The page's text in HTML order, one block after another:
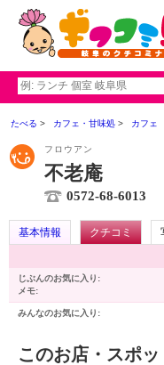
たべる カフェ・甘味処 カフェ
フロウアン
不老庵
0572-68-6013
基本情報 クチコミ
じぶんのお気に入り:
メモ:
みんなのお気に入り:
このお店・スポ